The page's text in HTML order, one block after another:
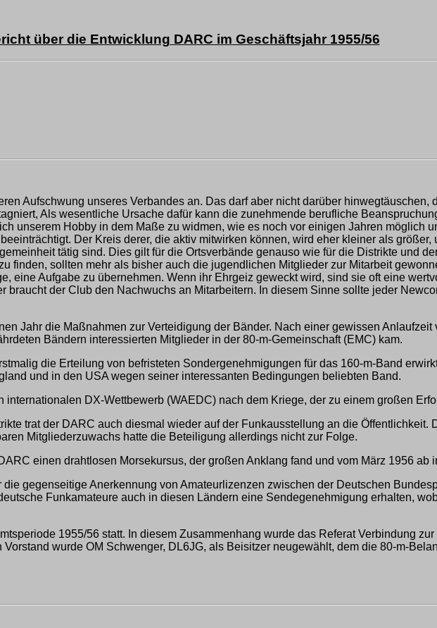
über die Entwicklung DARC im Geschäftsjahr 1955/56
Aufschwung unseres Verbandes an. Das darf aber nicht darüber
Als wesentliche Ursache dafür kann die zunehmende berufliche
unserem Hobby in dem Maße zu widmen, wie es noch vor einigen Jahren möglich
Der Kreis derer, die aktiv mitwirken können, wird eher kleiner als
tätig sind. Dies gilt für die Ortsverbände genauso wie für die Distrikte und
finden, sollten mehr als bisher auch die jugendlichen Mitglieder zur Mitarbeit
eine Aufgabe zu übernehmen. Wenn ihr Ehrgeiz geweckt wird, sind sie oft eine
der Club den Nachwuchs an Mitarbeitern. In diesem Sinne sollte jeder
Jahr die Maßnahmen zur Verteidigung der Bänder. Nach einer gewissen
Bändern interessierten Mitglieder in der 80-m-Gemeinschaft (EMC) kam.
die Erteilung von befristeten Sondergenehmigungen für das 160-m-Band
und in den USA wegen seiner interessanten Bedingungen beliebten Band.
internationalen DX-Wettbewerb (WAEDC) nach dem Kriege, der zu einem großen
trat der DARC auch diesmal wieder auf der Funkausstellung an die Öffentlichkeit.
Mitgliederzuwachs hatte die Beteiligung allerdings nicht zur Folge.
einen drahtlosen Morsekursus, der großen Anklang fand und vom März 1956 ab
gegenseitige Anerkennung von Amateurlizenzen zwischen der Deutschen
Funkamateure auch in diesen Ländern eine Sendegenehmigung erhalten,
1955/56 statt. In diesem Zusammenhang wurde das Referat Verbindung
wurde OM Schwenger, DL6JG, als Beisitzer neugewählt, dem die 80-m-